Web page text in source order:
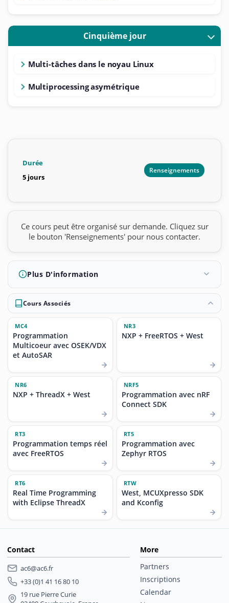
Cinquième jour
Multi-tâches dans le noyau Linux
Multiprocessing asymétrique
Durée
5 jours
Renseignements
Ce cours peut être organisé sur demande. Cliquez sur
le bouton 'Renseignements' pour nous contacter.
Plus D'information
Cours Associés
MC4
Programmation
Multicoeur avec OSEK/VDX
et AutoSAR
NR3
NXP + FreeRTOS + West
NR6
NXP + ThreadX + West
NRF5
Programmation avec nRF
Connect SDK
RT3
Programmation temps réel
avec FreeRTOS
RT5
Programmation avec
Zephyr RTOS
RT6
Real Time Programming
with Eclipse ThreadX
RTW
West, MCUXpresso SDK
and Kconfig
Contact
ac6@ac6.fr
+33 (0)1 41 16 80 10
19 rue Pierre Curie
More
Partners
Inscriptions
Calendar